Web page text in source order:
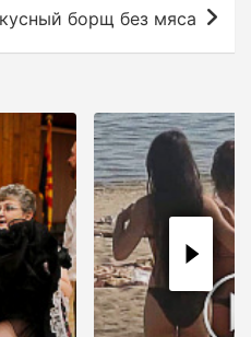
борщ без мяса